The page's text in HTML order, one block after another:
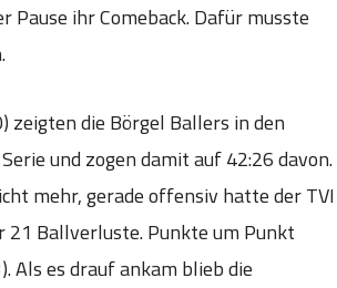
ihr Comeback. Dafür musste
zeigten die Börgel Ballers in den
und zogen damit auf 42:26 davon.
mehr, gerade offensiv hatte der TVI
Ballverluste. Punkte um Punkt
Als es drauf ankam blieb die